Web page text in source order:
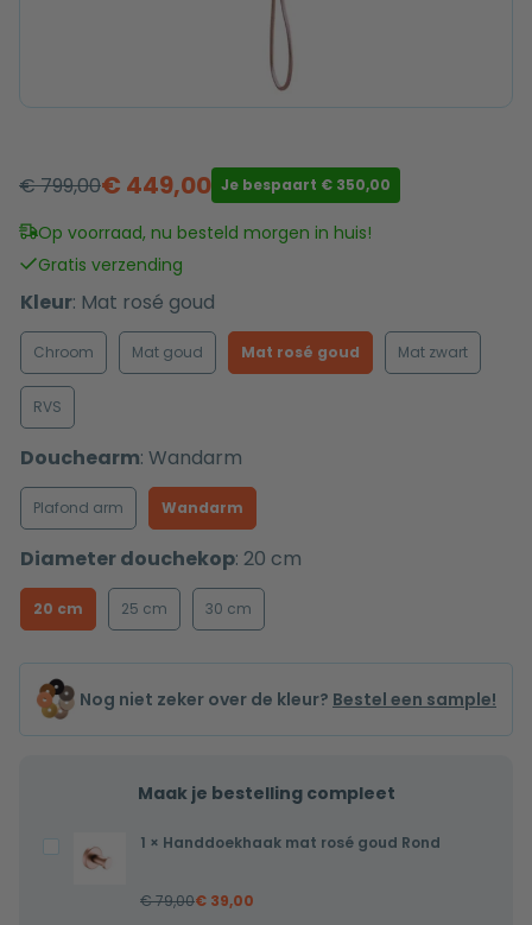
€799,00
Oorspronkelijke
prijs
was:
€ 799,00.
€ 449,00
Huidige
prijs
is:
€ 449,00.
Je bespaart € 350,00
Op voorraad, nu besteld morgen in huis!
Gratis verzending
Kleur: Mat rosé goud
Chroom Mat goud Mat rosé goud Mat zwart
RVS
Douchearm: Wandarm
Plafond arm Wandarm
Diameter douchekop: 20 cm
20 cm 25 cm 30 cm
Nog niet zeker over de kleur? Bestel een sample!
Maak je bestelling compleet
Handdoekhaak
mat
1 × Handdoekhaak mat rosé goud Rond
€79,00€ 39,00